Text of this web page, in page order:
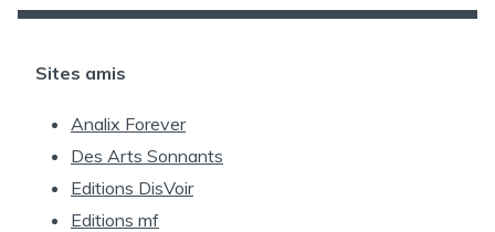
Sites amis
Analix Forever
Des Arts Sonnants
Editions DisVoir
Editions mf